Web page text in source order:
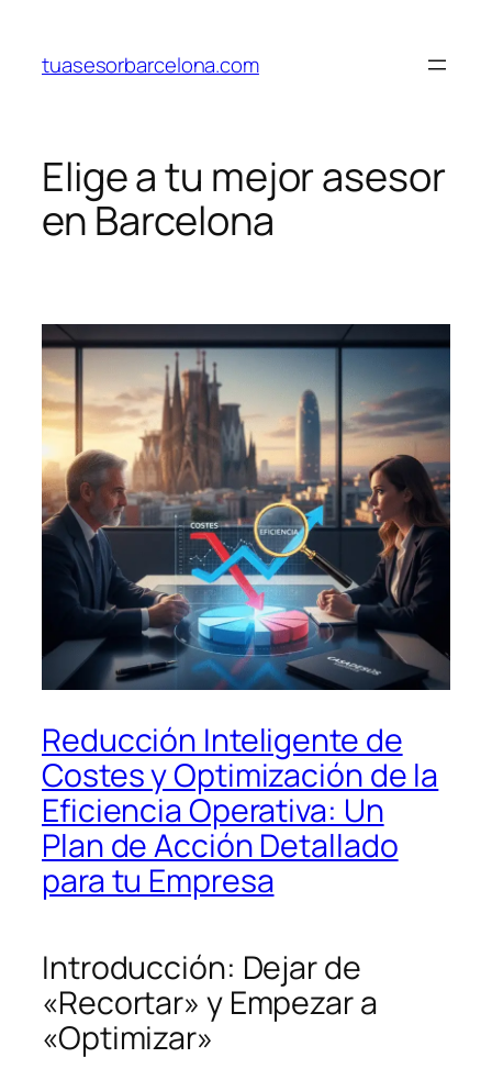
contenido
tuasesorbarcelona.com
Elige a tu mejor asesor
en Barcelona
Reducción Inteligente de
Costes y Optimización de la
Eficiencia Operativa: Un
Plan de Acción Detallado
para tu Empresa
Introducción: Dejar de
«Recortar» y Empezar a
«Optimizar»